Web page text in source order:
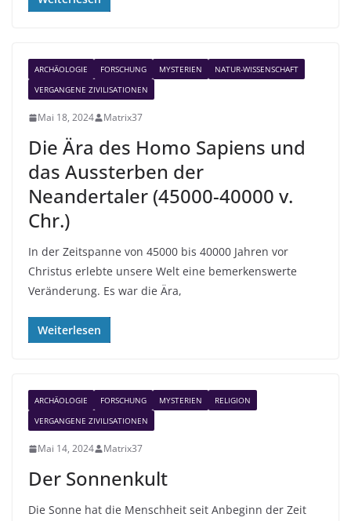
ARCHÄOLOGIE FORSCHUNG MYSTERIEN
NATUR-WISSENSCHAFT
VERGANGENE ZIVILISATIONEN
Mai 18, 2024 Matrix37
Die Ära des Homo Sapiens und
das Aussterben der
Neandertaler (45000-40000 v.
Chr.)
In der Zeitspanne von 45000 bis 40000 Jahren vor
Christus erlebte unsere Welt eine bemerkenswerte
Veränderung. Es war die Ära,
Weiterlesen
ARCHÄOLOGIE FORSCHUNG MYSTERIEN
RELIGION
VERGANGENE ZIVILISATIONEN
Mai 14, 2024 Matrix37
Der Sonnenkult
Die Sonne hat die Menschheit seit Anbeginn der Zeit